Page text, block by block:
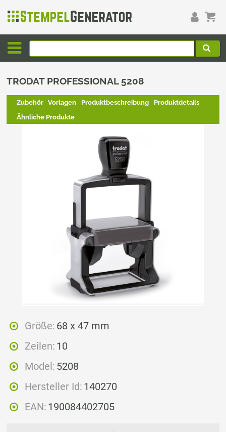
TRODAT PROFESSIONAL 5208
Zubehör Vorlagen Produktbeschreibung
Produktdetails
Ähnliche Produkte
Größe: 68 x 47 mm
Zeilen: 10
Model: 5208
Hersteller Id: 140270
EAN: 190084402705